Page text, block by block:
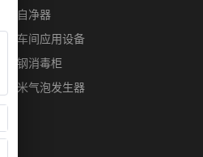
空气自净器
食品车间应用设备
不锈钢消毒柜
微纳米气泡发生器